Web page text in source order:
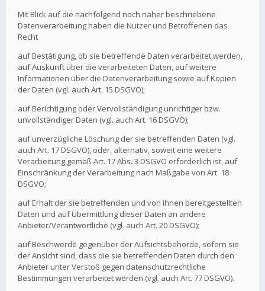
Mit Blick auf die nachfolgend noch näher beschriebene
Datenverarbeitung haben die Nutzer und Betroffenen das
Recht
auf Bestätigung, ob sie betreffende Daten verarbeitet werden,
auf Auskunft über die verarbeiteten Daten, auf weitere
Informationen über die Datenverarbeitung sowie auf Kopien
der Daten (vgl. auch Art. 15 DSGVO);
auf Berichtigung oder Vervollständigung unrichtiger bzw.
unvollständiger Daten (vgl. auch Art. 16 DSGVO);
auf unverzügliche Löschung der sie betreffenden Daten (vgl.
auch Art. 17 DSGVO), oder, alternativ, soweit eine weitere
Verarbeitung gemäß Art. 17 Abs. 3 DSGVO erforderlich ist, auf
Einschränkung der Verarbeitung nach Maßgabe von Art. 18
DSGVO;
auf Erhalt der sie betreffenden und von ihnen bereitgestellten
Daten und auf Übermittlung dieser Daten an andere
Anbieter/Verantwortliche (vgl. auch Art. 20 DSGVO);
auf Beschwerde gegenüber der Aufsichtsbehörde, sofern sie
der Ansicht sind, dass die sie betreffenden Daten durch den
Anbieter unter Verstoß gegen datenschutzrechtliche
Bestimmungen verarbeitet werden (vgl. auch Art. 77 DSGVO).